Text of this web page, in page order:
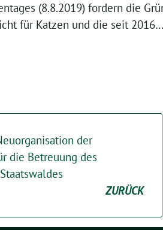
(8.8.2019) fordern die
für Katzen und die seit 2016…
der
die Betreuung des
ZURÜCK